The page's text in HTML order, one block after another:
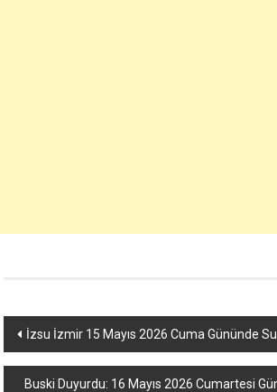
Yazı
dolaşımı
İzsu İzmir 15 Mayıs 2026 Cuma Gününde
Buski Duyurdu: 16 Mayıs 2026 Cumartesi